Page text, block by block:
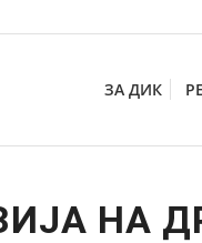
ЗА ДИК
НА